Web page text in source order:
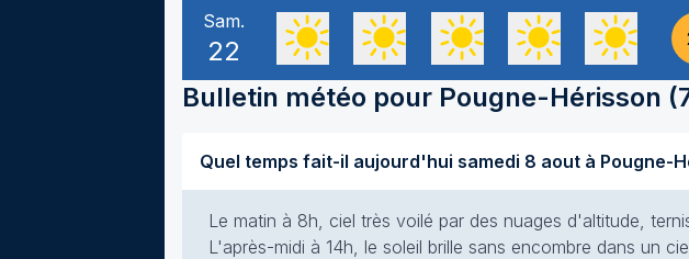
Sam.
22
Bulletin météo pour Pougne-Hérisson (
Quel temps fait-il aujourd'hui samedi 8
Le matin à 8h, ciel très voilé par des nuages d'altitude,
L'après-midi à 14h, le soleil brille sans encombre dans un